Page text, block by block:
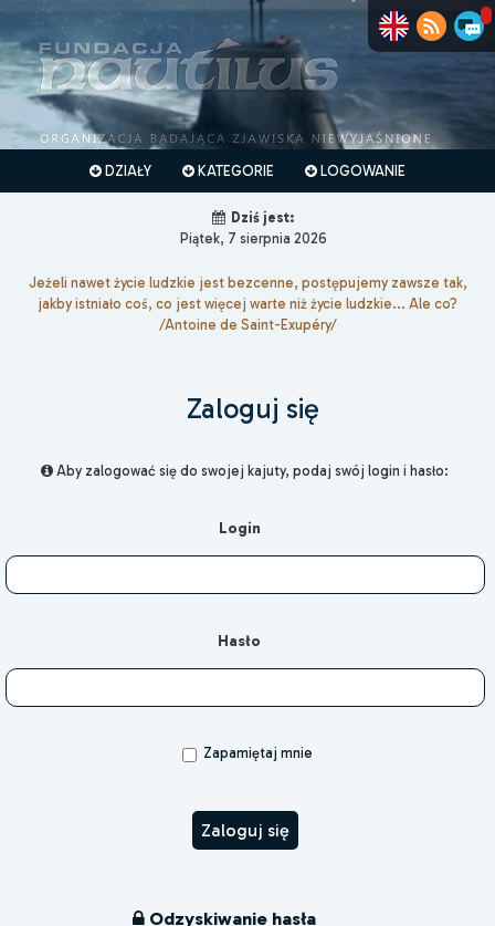
DZIAŁY KATEGORIE LOGOWANIE
Dziś jest:
Piątek, 7 sierpnia 2026
Jeżeli nawet życie ludzkie jest bezcenne, postępujemy zawsze tak,
jakby istniało coś, co jest więcej warte niż życie ludzkie... Ale co?
/Antoine de Saint-Exupéry/
Zaloguj się
Aby zalogować się do swojej kajuty, podaj swój login i hasło:
Login
Hasło
Zapamiętaj mnie
Odzyskiwanie hasła